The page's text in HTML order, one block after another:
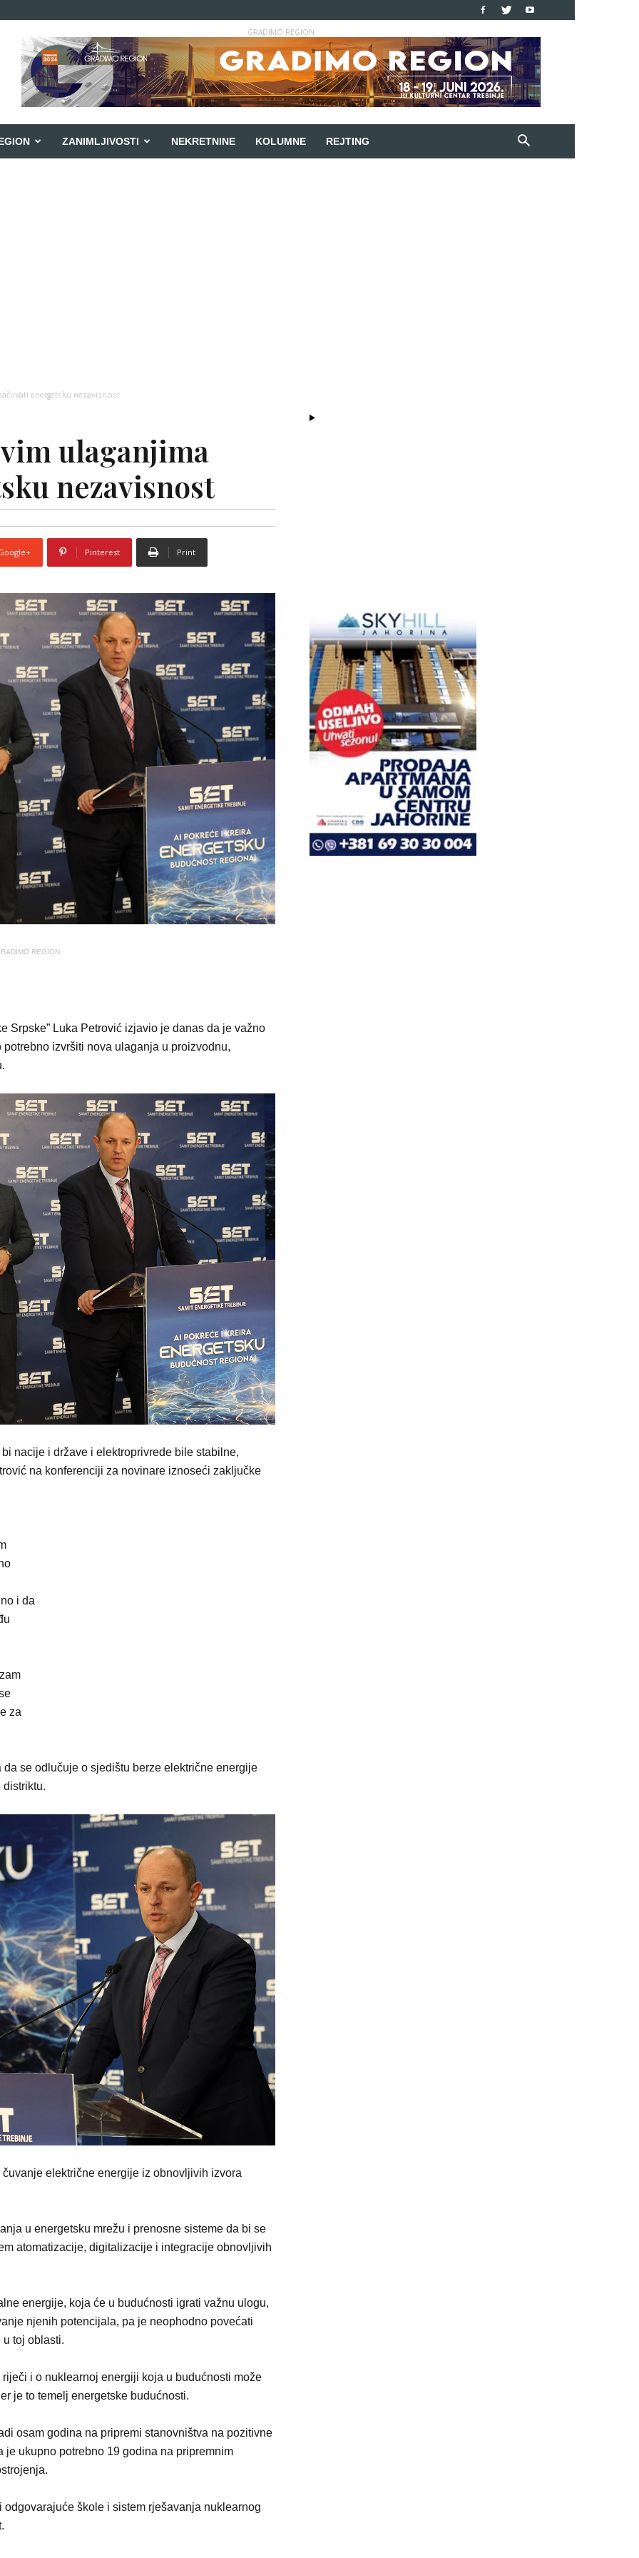
GRADIMO REGION
ZANIMLJIVOSTI NEKRETNINE KOLUMNE REJTING
energetsku nezavisnost
ulaganjima
nezavisnost
Pinterest Print
REGION
Srpske” Luka Petrović izjavio je danas da je važno
izvršiti nova ulaganja u proizvodnu,
nacije i države i elektroprivrede bile stabilne,
na konferenciji za novinare iznoseći zaključke
i da
za
se odlučuje o sjedištu berze električne energije
električne energije iz obnovljivih izvora
u energetsku mrežu i prenosne sisteme da bi se
atomatizacije, digitalizacije i integracije obnovljivih
energije, koja će u budućnosti igrati važnu ulogu,
njenih potencijala, pa je neophodno povećati
toj oblasti.
i o nuklearnoj energiji koja u budućnosti može
je to temelj energetske budućnosti.
osam godina na pripremi stanovništva na pozitivne
ukupno potrebno 19 godina na pripremnim
škole i sistem rješavanja nuklearnog